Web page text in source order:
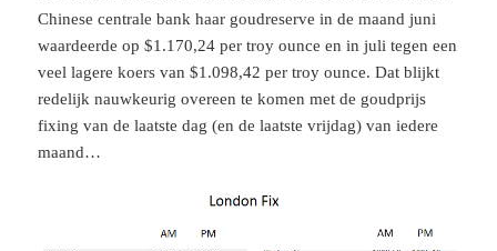
Chinese centrale bank haar goudreserve in de maand juni
waardeerde op $1.170,24 per troy ounce en in juli tegen een
veel lagere koers van $1.098,42 per troy ounce. Dat blijkt
redelijk nauwkeurig overeen te komen met de goudprijs
fixing van de laatste dag (en de laatste vrijdag) van iedere
maand…